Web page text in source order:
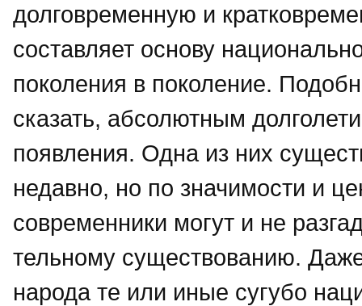
долговременную и
составляет основу
поколения в поколение.
сказать, абсолютным
появления. Одна из них
недавно, но по значимости и
современники могут и не
тельному существованию.
народа те или иные сугубо